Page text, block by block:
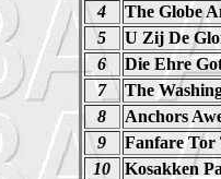
4
The Globe
5
U Zij De
6
Die Ehre
7
The
8
Anchors
9
Fanfare Tor
10
Kosakken